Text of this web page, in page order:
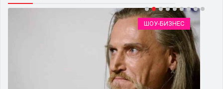
ШОУ-БИЗНЕС